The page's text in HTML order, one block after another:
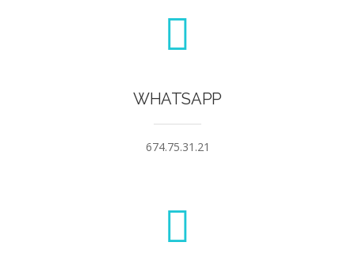
WHATSAPP
674.75.31.21